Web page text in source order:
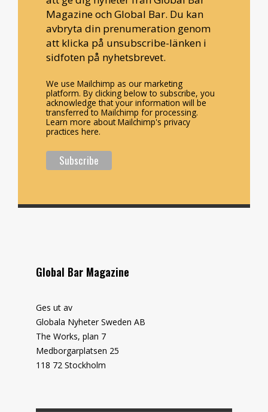
Magazine och Global Bar. Du kan
avbryta din prenumeration genom
att klicka på unsubscribe-länken i
sidfoten på nyhetsbrevet.
We use Mailchimp as our marketing
platform. By clicking below to subscribe, you
acknowledge that your information will be
transferred to Mailchimp for processing.
Learn more about Mailchimp's privacy
practices here.
Global Bar Magazine
Ges ut av
Globala Nyheter Sweden AB
The Works, plan 7
Medborgarplatsen 25
118 72 Stockholm